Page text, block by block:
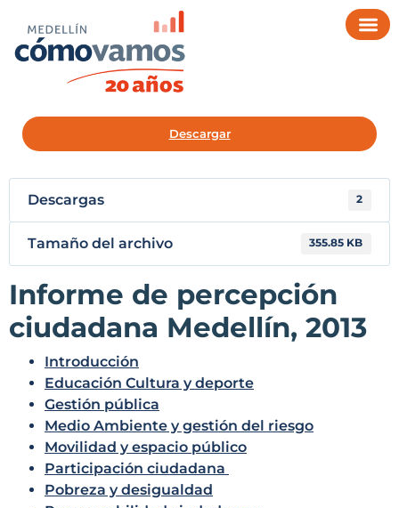
Descargar
Descargas 2
Tamaño del archivo 355.85 KB
Informe de percepción
ciudadana Medellín, 2013
Introducción
Educación Cultura y deporte
Gestión pública
Medio Ambiente y gestión del riesgo
Movilidad y espacio público
Participación ciudadana
Pobreza y desigualdad